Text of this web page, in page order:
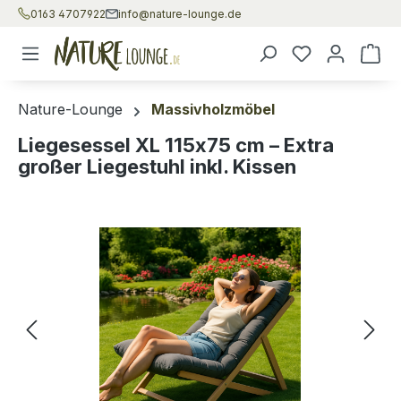
Zum Hauptinhalt springen
0163 4707922 info@nature-lounge.de
Nature-Lounge Massivholzmöbel
Liegesessel XL 115x75 cm – Extra
großer Liegestuhl inkl. Kissen
Bildergalerie überspringen